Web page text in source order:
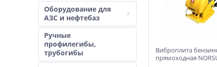
Оборудование для
АЗС и нефтебаз
Ручные
профилегибы,
трубогибы
Виброплита
прямоходная